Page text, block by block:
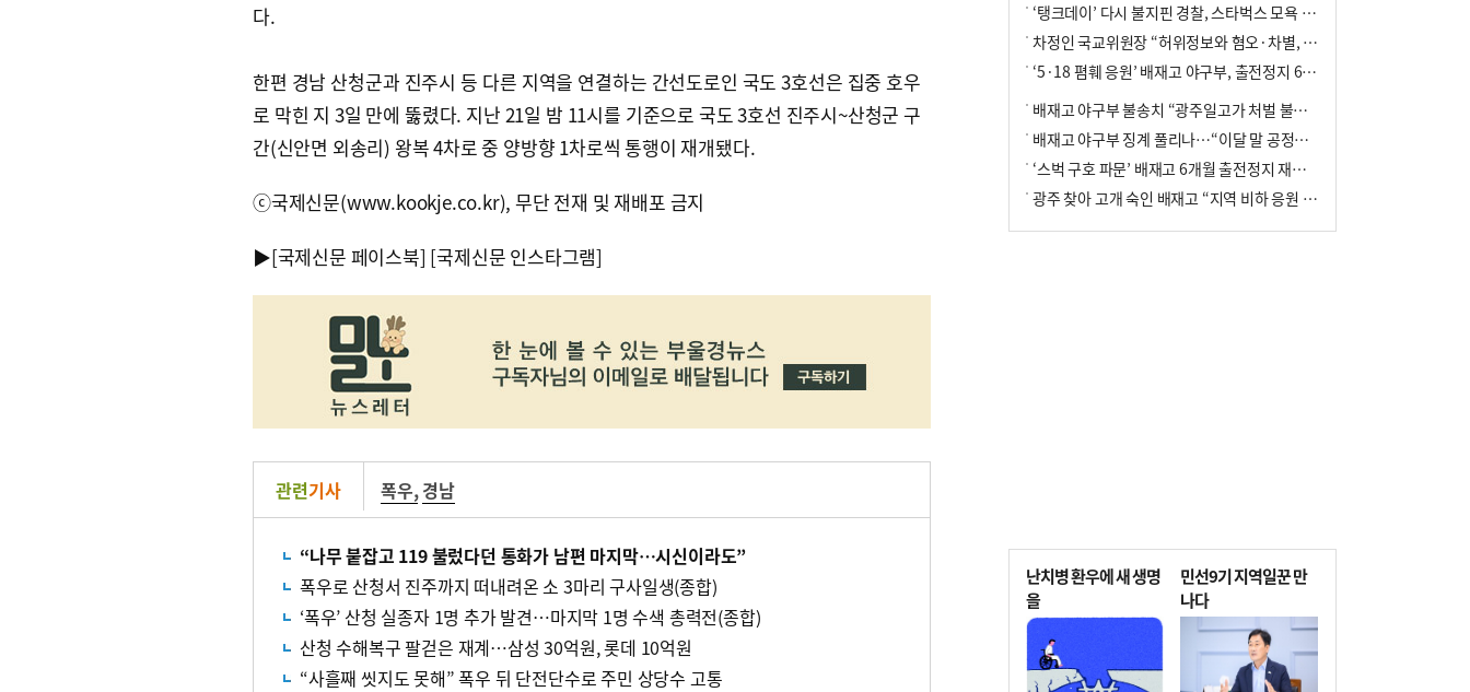
다.
한편 경남 산청군과 진주시 등 다른 지역을 연결하는 간선도로인 국도 3호선은 집중 호우
로 막힌 지 3일 만에 뚫렸다. 지난 21일 밤 11시를 기준으로 국도 3호선 진주시~산청군 구
간(신안면 외송리) 왕복 4차로 중 양방향 1차로씩 통행이 재개됐다.
ⓒ국제신문(www.kookje.co.kr), 무단 전재 및 재배포 금지
▶[국제신문 페이스북] [국제신문 인스타그램]
관련기사 폭우,경남
“나무 붙잡고 119 불렀다던 통화가 남편 마지막…시신이라도”
폭우로 산청서 진주까지 떠내려온 소 3마리 구사일생(종합)
‘폭우’ 산청 실종자 1명 추가 발견…마지막 1명 수색 총력전(종합)
산청 수해복구 팔걷은 재계…삼성 30억원, 롯데 10억원
“사흘째 씻지도 못해” 폭우 뒤 단전단수로 주민 상당수 고통
‘탱크데이’ 다시 불지핀 경찰, 스타벅스 모욕 혐의 압수수색
차정인 국교위원장 “허위정보와 혐오·차별, 학교 교실까지 유입"
‘5·18 폄훼 응원’ 배재고 야구부, 출전정지 6개월→1개월 감경
배재고 야구부 불송치 “광주일고가 처벌 불원 의사 표해”
배재고 야구부 징계 풀리나…“이달 말 공정위서 재심의”
‘스벅 구호 파문’ 배재고 6개월 출전정지 재심 신청키로
광주 찾아 고개 숙인 배재고 “지역 비하 응원 잘못”(종합)
난치병 환우에 새 생명
을
민선9기 지역일꾼 만
나다